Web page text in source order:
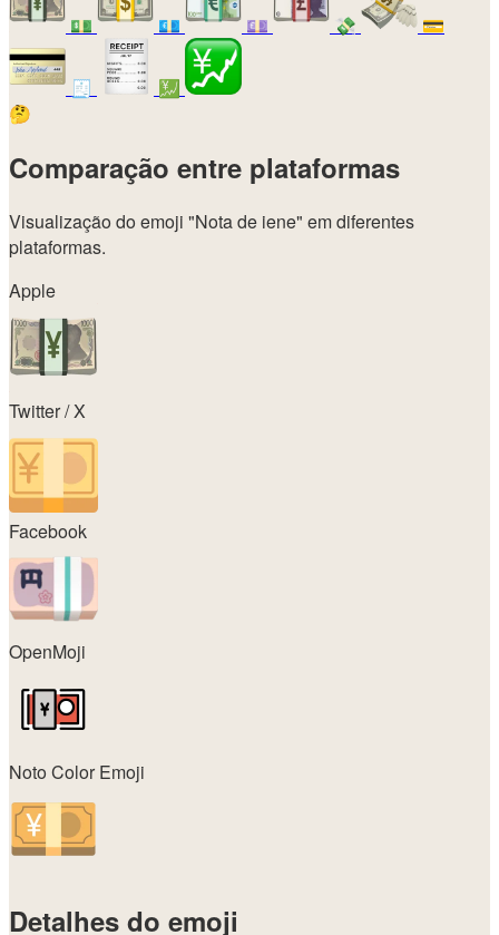
💵 💶 💷 💸 💳
🧾
💹
🤔
Comparação entre plataformas
Visualização do emoji "Nota de iene" em diferentes
plataformas.
Apple
Twitter / X
Facebook
OpenMoji
Noto Color Emoji
Detalhes do emoji